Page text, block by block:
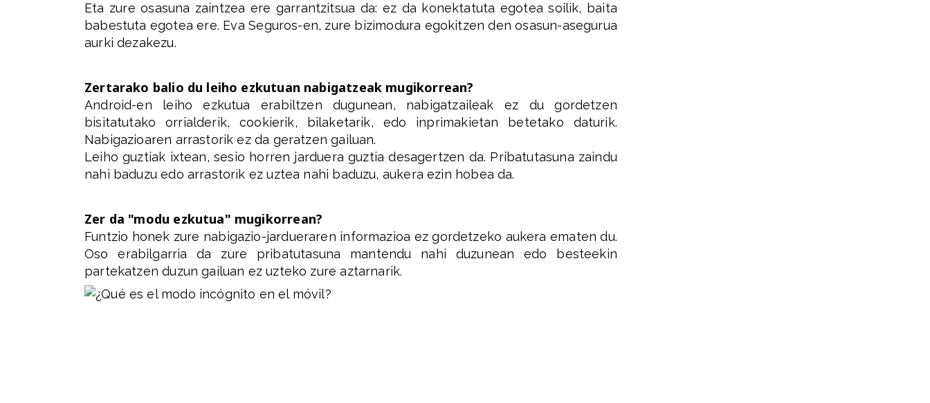
Eta zure osasuna zaintzea ere garrantzitsua da: ez da konektatuta egotea soilik, baita
babestuta egotea ere. Eva Seguros-en, zure bizimodura egokitzen den osasun-asegurua
aurki dezakezu.
Zertarako balio du leiho ezkutuan nabigatzeak mugikorrean?
Android-en leiho ezkutua erabiltzen dugunean, nabigatzaileak ez du gordetzen
bisitatutako orrialderik, cookierik, bilaketarik, edo inprimakietan betetako daturik.
Nabigazioaren arrastorik ez da geratzen gailuan.
Leiho guztiak ixtean, sesio horren jarduera guztia desagertzen da. Pribatutasuna zaindu
nahi baduzu edo arrastorik ez uztea nahi baduzu, aukera ezin hobea da.
Zer da "modu ezkutua" mugikorrean?
Funtzio honek zure nabigazio-jardueraren informazioa ez gordetzeko aukera ematen du.
Oso erabilgarria da zure pribatutasuna mantendu nahi duzunean edo besteekin
partekatzen duzun gailuan ez uzteko zure aztarnarik.